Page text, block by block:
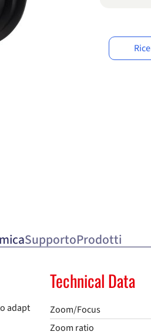
SupportoProdotti
adapt
Technical Data
Zoom/Focus
Zoom ratio